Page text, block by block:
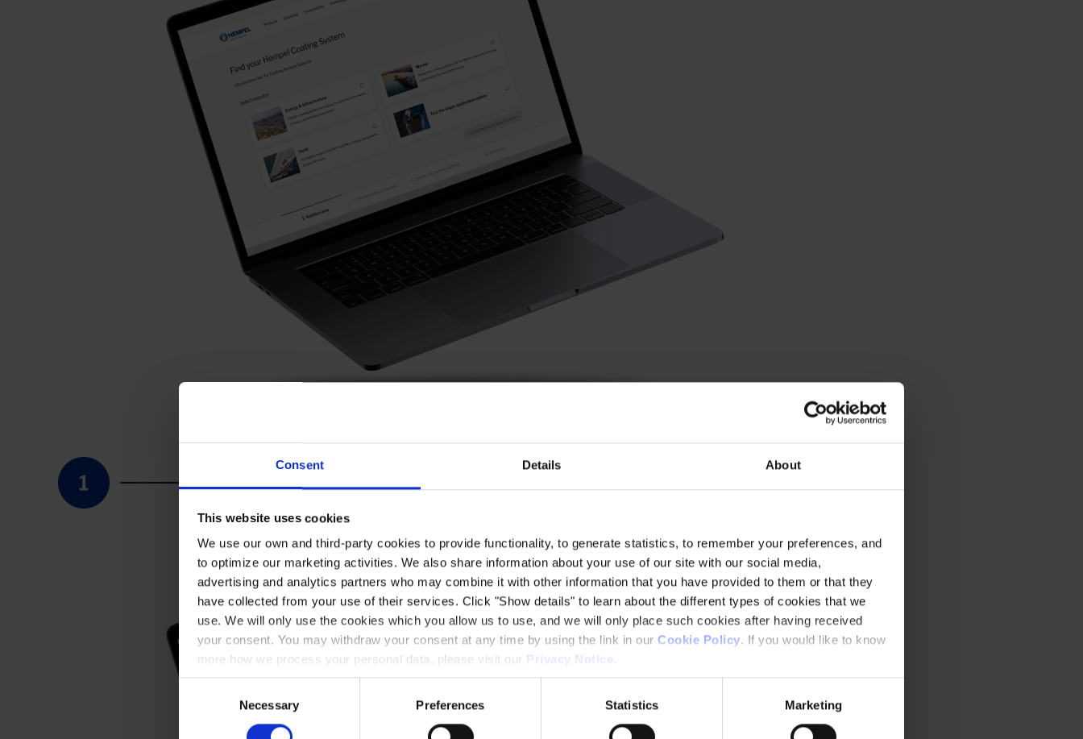
Consent Details About
This website uses cookies
We use our own and third-party cookies to provide functionality, to generate statistics, to remember your preferences, and
to optimize our marketing activities. We also share information about your use of our site with our social media,
advertising and analytics partners who may combine it with other information that you have provided to them or that they
have collected from your use of their services. Click "Show details" to learn about the different types of cookies that we
use. We will only use the cookies which you allow us to use, and we will only place such cookies after having received
your consent. You may withdraw your consent at any time by using the link in our Cookie Policy. If you would like to know
more how we process your personal data, please visit our Privacy Notice
Necessary Preferences Statistics Marketing